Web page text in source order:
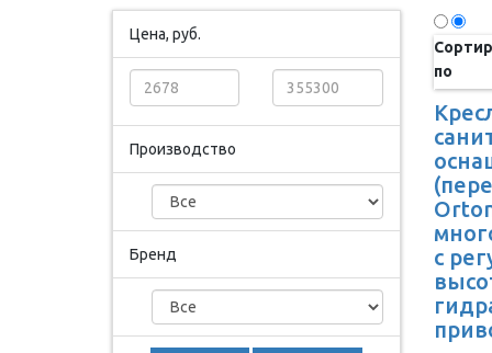
Цена, руб.
Производство
Бренд
по
с